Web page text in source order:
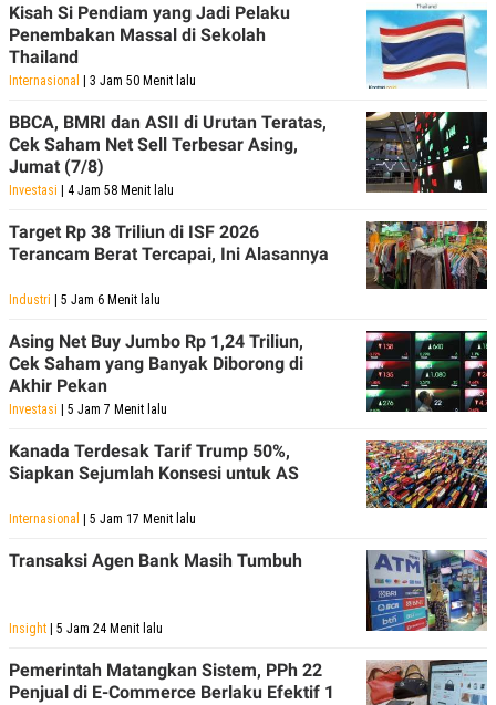
Kisah Si Pendiam yang Jadi Pelaku
Penembakan Massal di Sekolah
Thailand
Internasional | 3 Jam 50 Menit lalu
BBCA, BMRI dan ASII di Urutan Teratas,
Cek Saham Net Sell Terbesar Asing,
Jumat (7/8)
Investasi | 4 Jam 58 Menit lalu
Target Rp 38 Triliun di ISF 2026
Terancam Berat Tercapai, Ini Alasannya
Industri | 5 Jam 6 Menit lalu
Asing Net Buy Jumbo Rp 1,24 Triliun,
Cek Saham yang Banyak Diborong di
Akhir Pekan
Investasi | 5 Jam 7 Menit lalu
Kanada Terdesak Tarif Trump 50%,
Siapkan Sejumlah Konsesi untuk AS
Internasional | 5 Jam 17 Menit lalu
Transaksi Agen Bank Masih Tumbuh
Insight | 5 Jam 24 Menit lalu
Pemerintah Matangkan Sistem, PPh 22
Penjual di E-Commerce Berlaku Efektif 1